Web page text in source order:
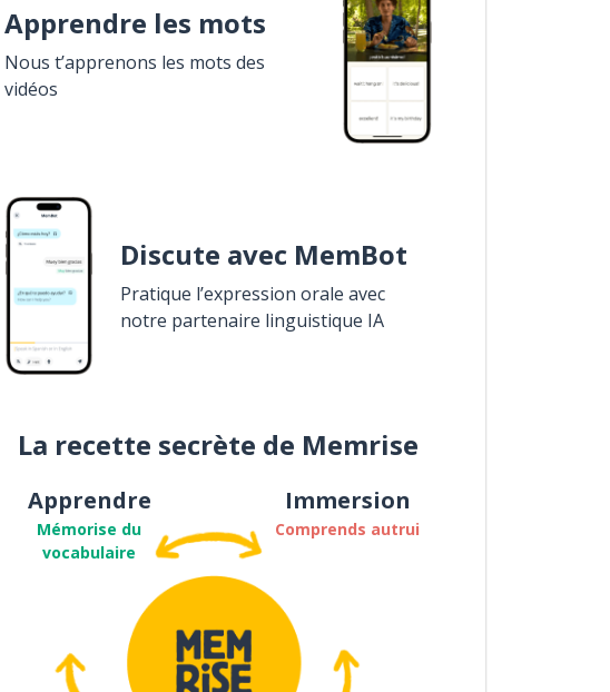
Apprendre les mots
Nous t’apprenons les mots des
vidéos
Discute avec MemBot
Pratique l’expression orale avec
notre partenaire linguistique IA
La recette secrète de Memrise
Apprendre
Mémorise du
vocabulaire
Immersion
Comprends autrui